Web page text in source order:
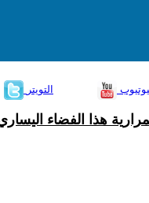
التويتر
هذا الفضاء